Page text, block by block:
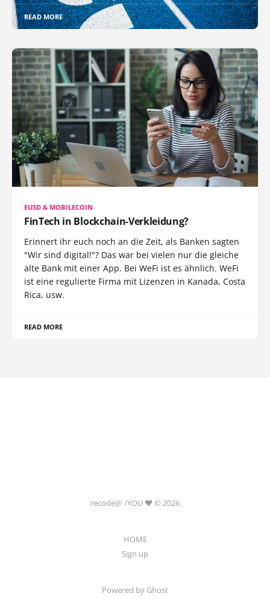
READ MORE
EUSD & MOBILECOIN
FinTech in Blockchain-Verkleidung?
Erinnert ihr euch noch an die Zeit, als Banken sagten
"Wir sind digital!"? Das war bei vielen nur die gleiche
alte Bank mit einer App. Bei WeFi ist es ähnlich. WeFi
ist eine regulierte Firma mit Lizenzen in Kanada, Costa
Rica, usw.
READ MORE
recode@ /YOU ❤️ © 2026
HOME
Sign up
Powered by Ghost